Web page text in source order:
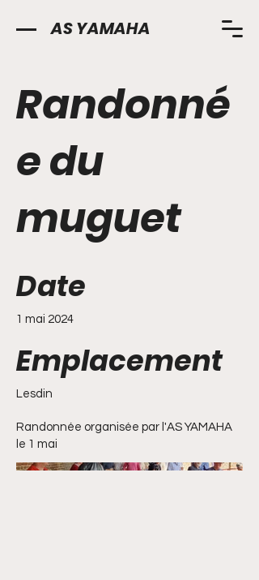
AS YAMAHA
Randonné
e du
muguet
Date
1 mai 2024
Emplacement
Lesdin
Randonnée organisée par l'AS YAMAHA
le 1 mai